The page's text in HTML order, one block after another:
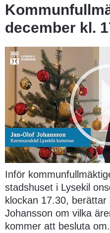
december kl.
Inför
stadshuset i Lysekil
klockan 17.30,
Johansson om vilka
kommer att besluta